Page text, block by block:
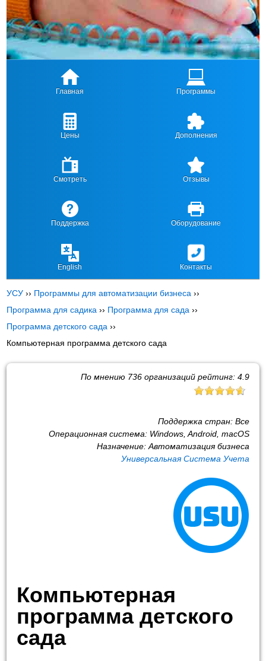
Главная Программы
Цены Дополнения
Смотреть Отзывы
Поддержка Оборудование
English Контакты
УСУ ›› Программы для автоматизации бизнеса ››
Программа для садика ›› Программа для сада ››
Программа детского сада ››
Компьютерная программа детского сада
По мнению 736организаций рейтинг: 4.9
Поддержка стран: Все
Операционная система: Windows, Android, macOS
Назначение: Автоматизация бизнеса
Универсальная Система Учета
Компьютерная
программа детского
сада